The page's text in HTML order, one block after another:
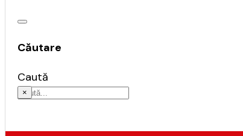
Căutare
Caută
×